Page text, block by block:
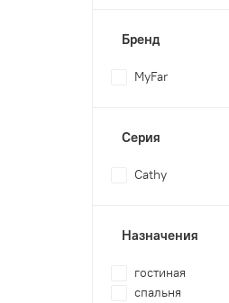
Бренд
MyFar
Серия
Cathy
Назначения
гостиная
спальня